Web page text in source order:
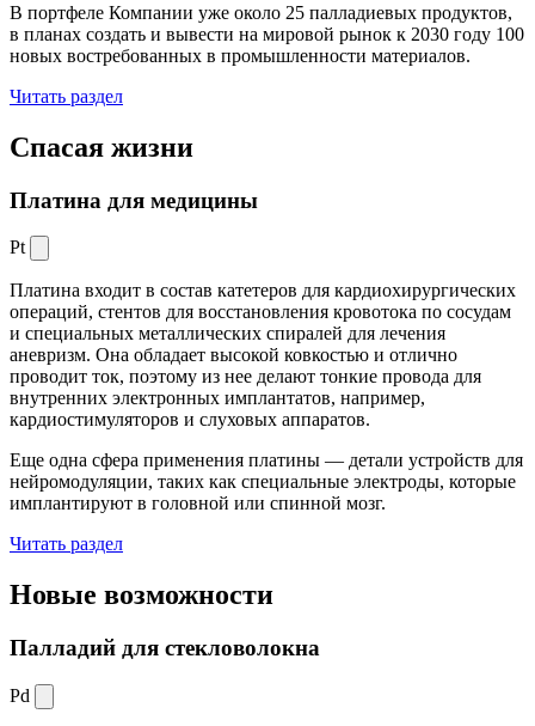
В портфеле Компании уже около 25 палладиевых продуктов,
в планах создать и вывести на мировой рынок к 2030 году 100
новых востребованных в промышленности материалов.
Читать раздел
Спасая жизни
Платина для медицины
Pt
Платина входит в состав катетеров для кардиохирургических
операций, стентов для восстановления кровотока по сосудам
и специальных металлических спиралей для лечения
аневризм. Она обладает высокой ковкостью и отлично
проводит ток, поэтому из нее делают тонкие провода для
внутренних электронных имплантатов, например,
кардиостимуляторов и слуховых аппаратов.
Еще одна сфера применения платины — детали устройств для
нейромодуляции, таких как специальные электроды, которые
имплантируют в головной или спинной мозг.
Читать раздел
Новые возможности
Палладий для стекловолокна
Pd